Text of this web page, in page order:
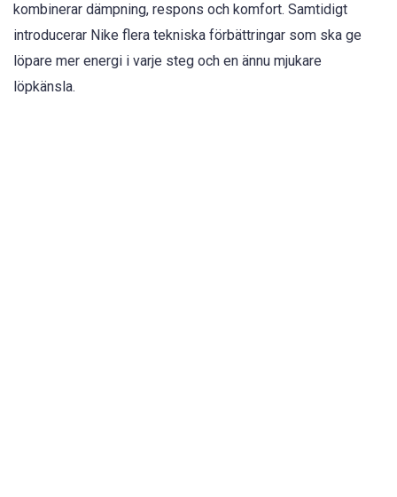
kombinerar dämpning, respons och komfort. Samtidigt
introducerar Nike flera tekniska förbättringar som ska ge
löpare mer energi i varje steg och en ännu mjukare
löpkänsla.